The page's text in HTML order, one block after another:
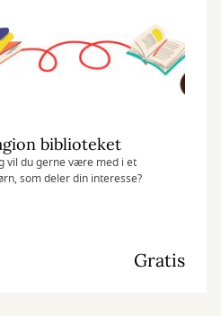
biblioteket
vil du gerne være med i et
som deler din interesse?
Gratis